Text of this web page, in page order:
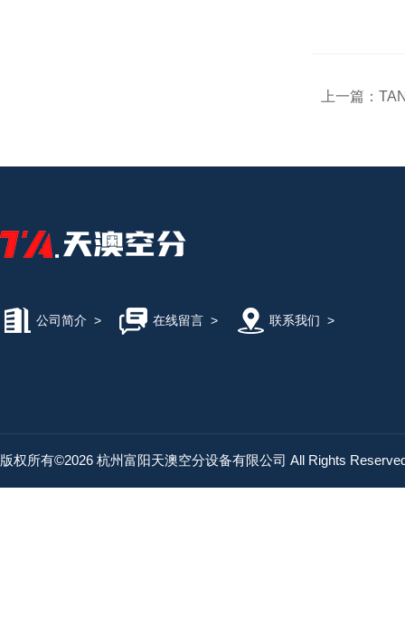
上一篇：
公司简介 > 在线留言> 联系我们 >
版权所有©2026 杭州富阳天澳空分设备有限公司 All Rights